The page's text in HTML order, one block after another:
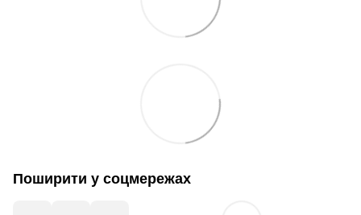
Поширити у соцмережах